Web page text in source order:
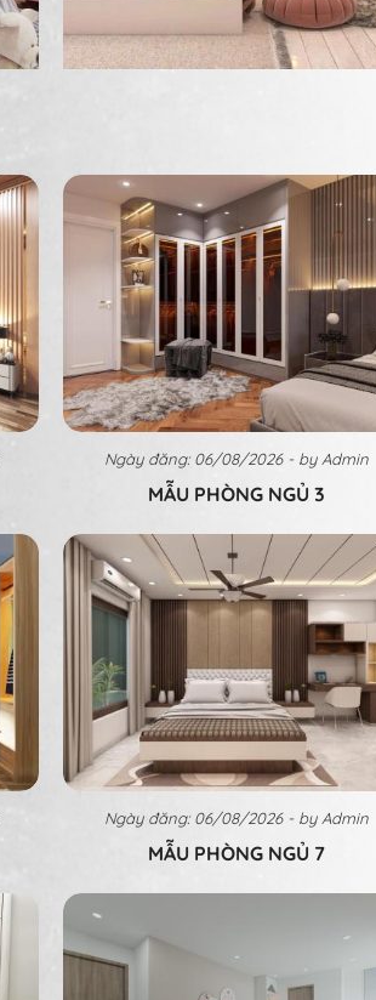
Ngày đăng: 06/08/2026 - by Admin
MẪU PHÒNG NGỦ 3
Ngày đăng: 06/08/2026 - by Admin
MẪU PHÒNG NGỦ 7